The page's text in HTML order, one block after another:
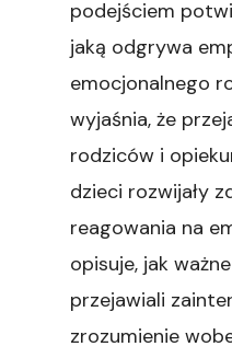
podejściem
jaką odgrywa
emocjonalnego
wyjaśnia, że
rodziców i
dzieci rozwijały
reagowania na
opisuje, jak
przejawiali
zrozumienie